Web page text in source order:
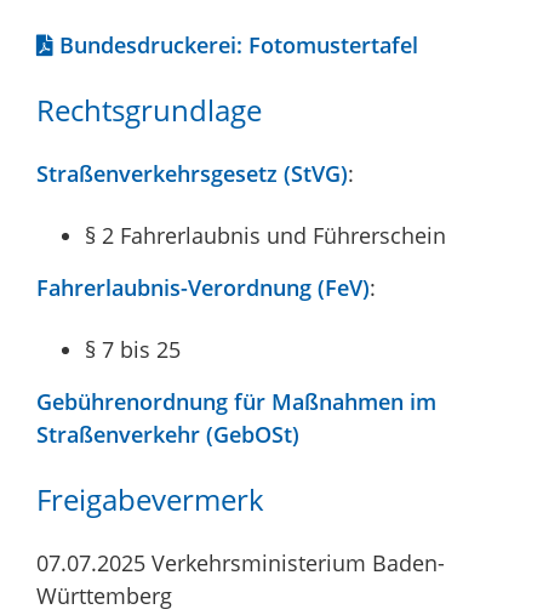
Bundesdruckerei: Fotomustertafel
Rechtsgrundlage
Straßenverkehrsgesetz (StVG):
§ 2 Fahrerlaubnis und Führerschein
Fahrerlaubnis-Verordnung (FeV):
§ 7 bis 25
Gebührenordnung für Maßnahmen im
Straßenverkehr (GebOSt)
Freigabevermerk
07.07.2025 Verkehrsministerium Baden-
Württemberg